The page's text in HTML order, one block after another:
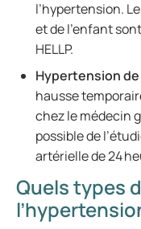
l’hypertension.
et de l’enfant
HELLP.
Hypertension
hausse
chez le médecin
possible de
artérielle de 24
Quels types